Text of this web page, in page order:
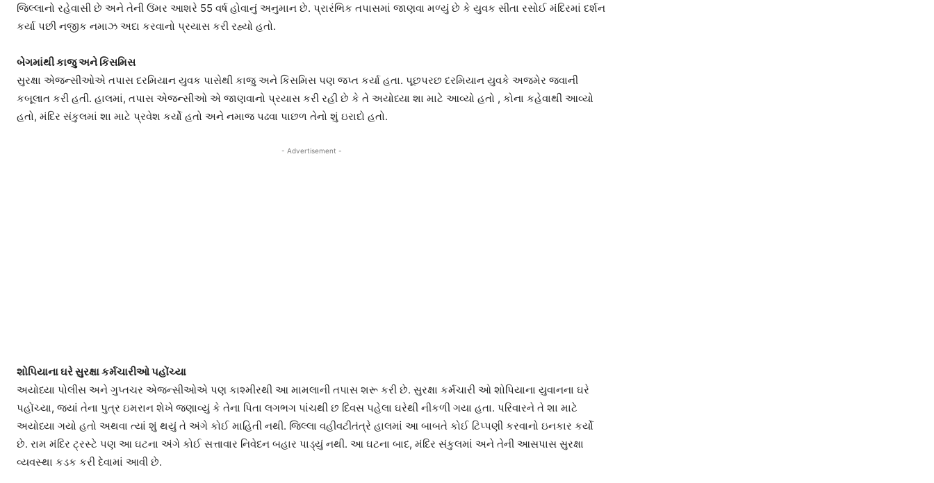
જિલ્લાનો રહેવાસી છે અને તેની ઉંમર આશરે 55 વર્ષ હોવાનું અનુમાન છે. પ્રારંભિક તપાસમાં જાણવા મળ્યું છે કે યુવક સીતા રસોઈ મંદિરમાં દર્શન
કર્યા પછી નજીક નમાઝ અદા કરવાનો પ્રયાસ કરી રહ્યો હતો.
બેગમાંથી કાજુ અને કિસમિસ
સુરક્ષા એજન્સીઓએ તપાસ દરમિયાન યુવક પાસેથી કાજુ અને કિસમિસ પણ જપ્ત કર્યા હતા. પૂછપરછ દરમિયાન યુવકે અજમેર જવાની
કબૂલાત કરી હતી. હાલમાં, તપાસ એજન્સીઓ એ જાણવાનો પ્રયાસ કરી રહી છે કે તે અયોધ્યા શા માટે આવ્યો હતો , કોના કહેવાથી આવ્યો
હતો, મંદિર સંકુલમાં શા માટે પ્રવેશ કર્યો હતો અને નમાજ પઢવા પાછળ તેનો શું ઇરાદો હતો.
- Advertisement -
શોપિયાના ઘરે સુરક્ષા કર્મચારીઓ પહોંચ્યા
અયોધ્યા પોલીસ અને ગુપ્તચર એજન્સીઓએ પણ કાશ્મીરથી આ મામલાની તપાસ શરૂ કરી છે. સુરક્ષા કર્મચારી ઓ શોપિયાના યુવાનના ઘરે
પહોંચ્યા, જ્યાં તેના પુત્ર ઇમરાન શેખે જણાવ્યું કે તેના પિતા લગભગ પાંચથી છ દિવસ પહેલા ઘરેથી નીકળી ગયા હતા. પરિવારને તે શા માટે
અયોધ્યા ગયો હતો અથવા ત્યાં શું થયું તે અંગે કોઈ માહિતી નથી. જિલ્લા વહીવટીતંત્રે હાલમાં આ બાબતે કોઈ ટિપ્પણી કરવાનો ઇનકાર કર્યો
છે. રામ મંદિર ટ્રસ્ટે પણ આ ઘટના અંગે કોઈ સત્તાવાર નિવેદન બહાર પાડ્યું નથી. આ ઘટના બાદ, મંદિર સંકુલમાં અને તેની આસપાસ સુરક્ષા
વ્યવસ્થા કડક કરી દેવામાં આવી છે.